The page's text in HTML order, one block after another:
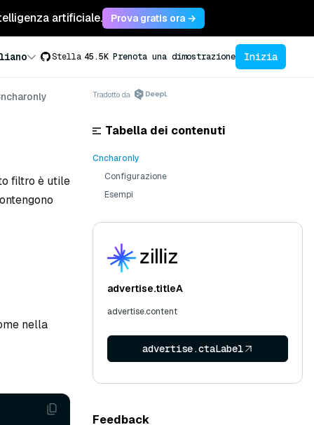
artificiale. Prova gratis ora →
Stella 45.5K Prenota una dimostrazione Inizia
filtro è utile
nella
Tradotto da
Tabella dei contenuti
Cncharonly
Configurazione
Esempi
advertise.titleA
advertise.content
advertise.ctaLabel
Feedback